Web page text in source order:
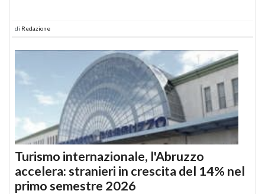
di Redazione
Turismo internazionale, l'Abruzzo
accelera: stranieri in crescita del 14% nel
primo semestre 2026